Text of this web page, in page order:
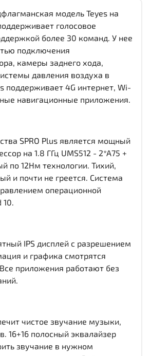
модель Teyes на
голосовое
более 30 команд. У нее
подключения
камеры заднего хода,
давления воздуха в
поддерживает 4G интернет, Wi-
навигационные приложения.
SPRO Plus является мощный
на 1.8 ГГц UMS512 - 2*A75 +
по 12Нм технологии. Тихий,
и почти не греется. Система
операционной
10.
IPS дисплей c разрешением
и графика смотрятся
приложения работают без
чистое звучание музыки,
16+16 полосный эквалайзер
звучание в нужном